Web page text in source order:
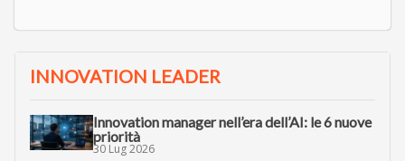
INNOVATION LEADER
Innovation manager nell’era dell’AI: le 6 nuove
priorità
30 Lug 2026